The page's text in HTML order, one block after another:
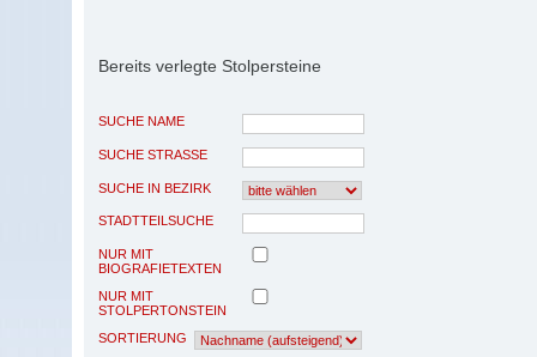
Bereits verlegte Stolpersteine
SUCHE NAME
SUCHE STRASSE
SUCHE IN BEZIRK
STADTTEILSUCHE
NUR MIT
BIOGRAFIETEXTEN
NUR MIT
STOLPERTONSTEIN
SORTIERUNG